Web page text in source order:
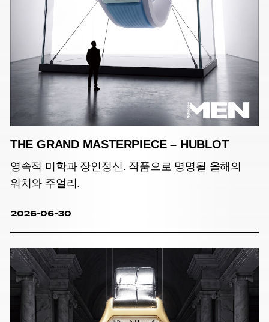
THE GRAND MASTERPIECE – HUBLOT
영속적 미학과 장인정신. 작품으로 명명될 올해의
워치와 주얼리.
2026-06-30